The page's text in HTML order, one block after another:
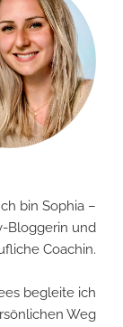
bin Sophia –
Bloggerin und
Coachin.
begleite ich
Weg